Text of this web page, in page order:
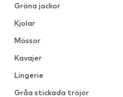
Gröna jackor
Kjolar
Mössor
Kavajer
Lingerie
Gråa stickada tröjor